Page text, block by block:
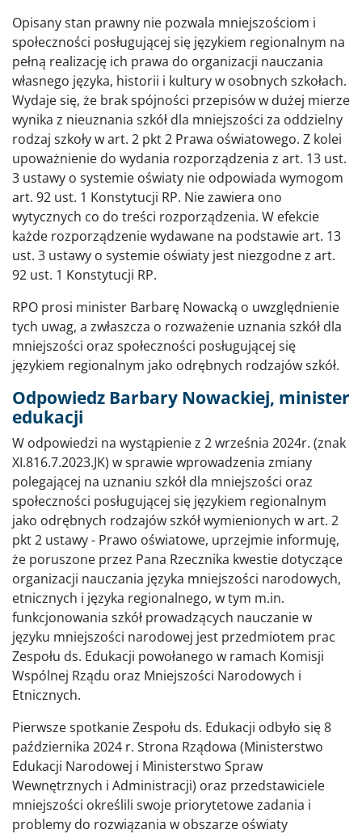
Opisany stan prawny nie pozwala mniejszościom i
społeczności posługującej się językiem regionalnym na
pełną realizację ich prawa do organizacji nauczania
własnego języka, historii i kultury w osobnych szkołach.
Wydaje się, że brak spójności przepisów w dużej mierze
wynika z nieuznania szkół dla mniejszości za oddzielny
rodzaj szkoły w art. 2 pkt 2 Prawa oświatowego. Z kolei
upoważnienie do wydania rozporządzenia z art. 13 ust.
3 ustawy o systemie oświaty nie odpowiada wymogom
art. 92 ust. 1 Konstytucji RP. Nie zawiera ono
wytycznych co do treści rozporządzenia. W efekcie
każde rozporządzenie wydawane na podstawie art. 13
ust. 3 ustawy o systemie oświaty jest niezgodne z art.
92 ust. 1 Konstytucji RP.
RPO prosi minister Barbarę Nowacką o uwzględnienie
tych uwag, a zwłaszcza o rozważenie uznania szkół dla
mniejszości oraz społeczności posługującej się
językiem regionalnym jako odrębnych rodzajów szkół.
Odpowiedz Barbary Nowackiej, minister
edukacji
W odpowiedzi na wystąpienie z 2 września 2024r. (znak
XI.816.7.2023.JK) w sprawie wprowadzenia zmiany
polegającej na uznaniu szkół dla mniejszości oraz
społeczności posługującej się językiem regionalnym
jako odrębnych rodzajów szkół wymienionych w art. 2
pkt 2 ustawy - Prawo oświatowe, uprzejmie informuję,
że poruszone przez Pana Rzecznika kwestie dotyczące
organizacji nauczania języka mniejszości narodowych,
etnicznych i języka regionalnego, w tym m.in.
funkcjonowania szkół prowadzących nauczanie w
języku mniejszości narodowej jest przedmiotem prac
Zespołu ds. Edukacji powołanego w ramach Komisji
Wspólnej Rządu oraz Mniejszości Narodowych i
Etnicznych.
Pierwsze spotkanie Zespołu ds. Edukacji odbyło się 8
października 2024 r. Strona Rządowa (Ministerstwo
Edukacji Narodowej i Ministerstwo Spraw
Wewnętrznych i Administracji) oraz przedstawiciele
mniejszości określili swoje priorytetowe zadania i
problemy do rozwiązania w obszarze oświaty